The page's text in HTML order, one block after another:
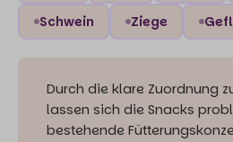
Schwein
Ziege
Durch die klare Zuordnung
lassen sich die Snacks
bestehende